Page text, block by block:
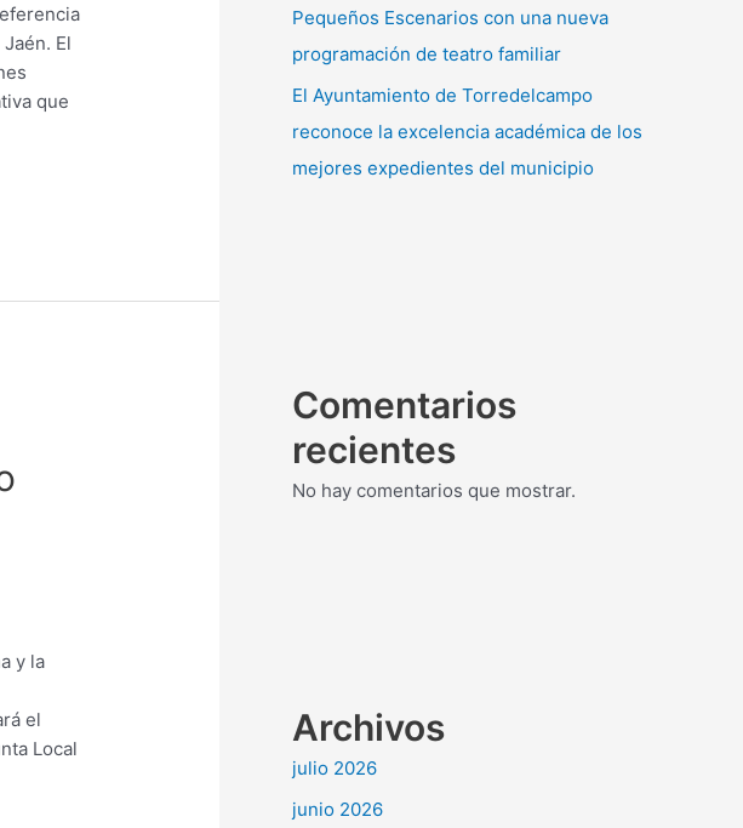
El
que
y la
el
Local
Pequeños Escenarios con una nueva
programación de teatro familiar
El Ayuntamiento de Torredelcampo
reconoce la excelencia académica de los
mejores expedientes del municipio
Comentarios
recientes
No hay comentarios que mostrar.
Archivos
julio 2026
junio 2026